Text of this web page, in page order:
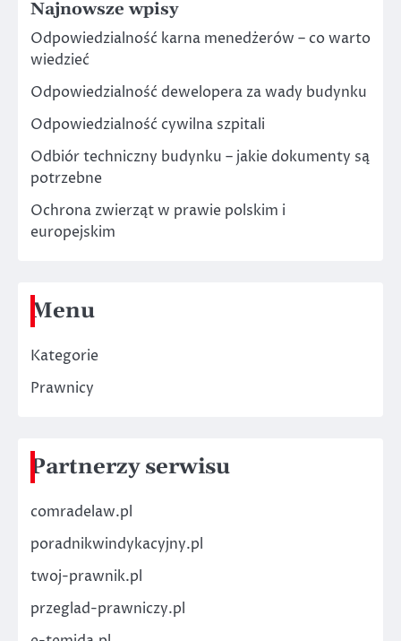
Najnowsze wpisy
Odpowiedzialność karna menedżerów – co warto
wiedzieć
Odpowiedzialność dewelopera za wady budynku
Odpowiedzialność cywilna szpitali
Odbiór techniczny budynku – jakie dokumenty są
potrzebne
Ochrona zwierząt w prawie polskim i
europejskim
Menu
Kategorie
Prawnicy
Partnerzy serwisu
comradelaw.pl
poradnikwindykacyjny.pl
twoj-prawnik.pl
przeglad-prawniczy.pl